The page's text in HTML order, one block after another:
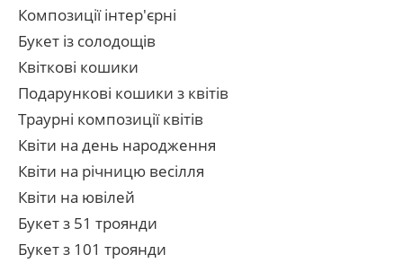
Композиції інтер'єрні
Букет із солодощів
Квіткові кошики
Подарункові кошики з квітів
Траурні композиції квітів
Квіти на день народження
Квіти на річницю весілля
Квіти на ювілей
Букет з 51 троянди
Букет з 101 троянди